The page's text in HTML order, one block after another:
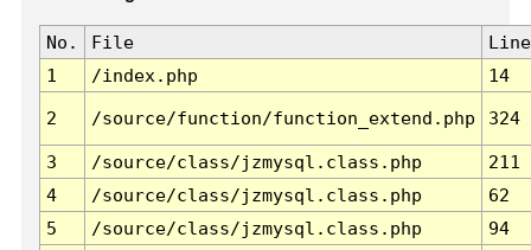
No. File
Line
1
/index.php 14
2 /source/function/function_extend.php 324
3 /source/class/jzmysql.class.php
211
4
/source/class/jzmysql.class.php
62
5
/source/class/jzmysql.class.php
94